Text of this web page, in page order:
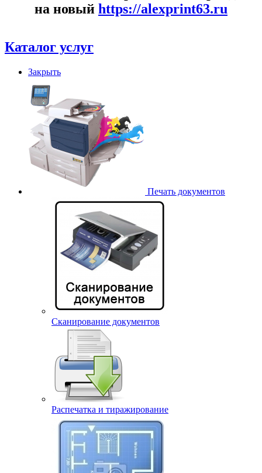
на новый https://alexprint63.ru
Каталог услуг
Закрыть
Печать документов
Сканирование документов
Распечатка и тиражирование